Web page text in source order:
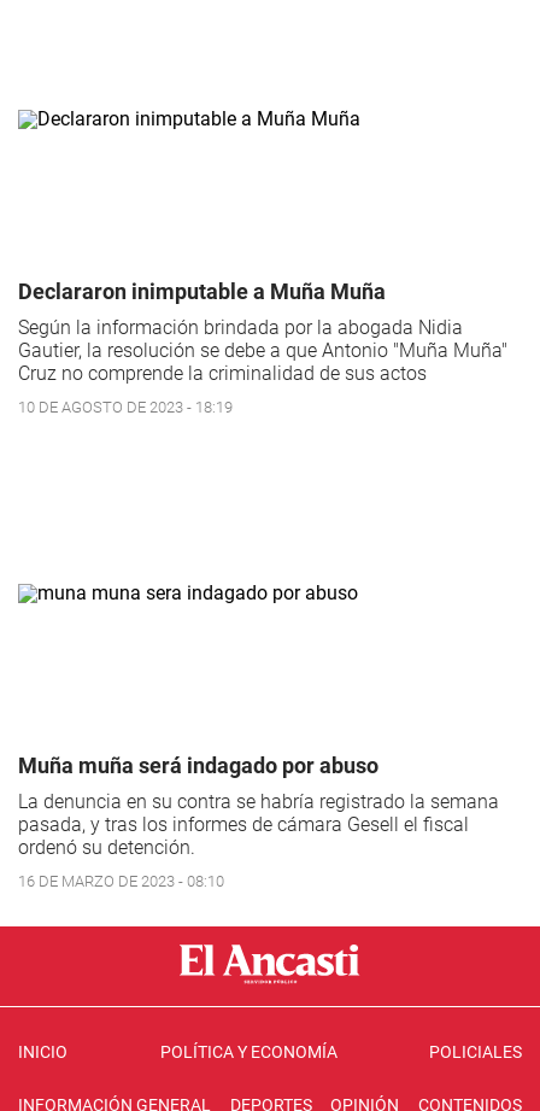
Declararon inimputable a Muña Muña
Según la información brindada por la abogada Nidia
Gautier, la resolución se debe a que Antonio "Muña Muña"
Cruz no comprende la criminalidad de sus actos
10 DE AGOSTO DE 2023 - 18:19
Muña muña será indagado por abuso
La denuncia en su contra se habría registrado la semana
pasada, y tras los informes de cámara Gesell el fiscal
ordenó su detención.
16 DE MARZO DE 2023 - 08:10
INICIO POLÍTICA Y ECONOMÍA POLICIALES
INFORMACIÓN GENERAL DEPORTES OPINIÓN CONTENIDOS